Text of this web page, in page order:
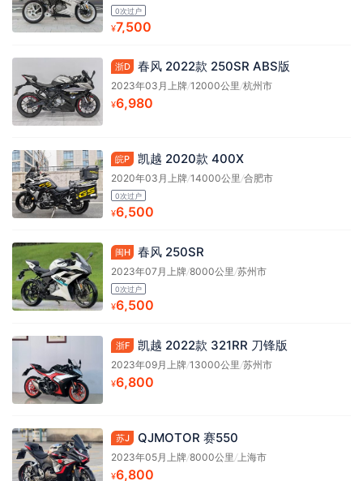
0次过户
¥7,500
浙D 春风 2022款 250SR ABS版
2023年03月上牌/12000公里/杭州市
¥6,980
皖P 凯越 2020款 400X
2020年03月上牌/14000公里/合肥市
0次过户
¥6,500
闽H 春风 250SR
2023年07月上牌/8000公里/苏州市
0次过户
¥6,500
浙F 凯越 2022款 321RR 刀锋版
2023年09月上牌/13000公里/苏州市
¥6,800
苏J QJMOTOR 赛550
2023年05月上牌/8000公里/上海市
¥6,800